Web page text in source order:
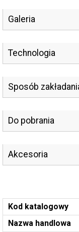
Galeria
Technologia
Sposób
Do pobrania
Akcesoria
Kod katalogowy
Nazwa handlowa